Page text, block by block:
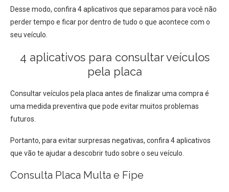
Desse modo, confira 4 aplicativos que separamos para você não
perder tempo e ficar por dentro de tudo o que acontece com o
seu veículo.
4 aplicativos para consultar veículos
pela placa
Consultar veículos pela placa antes de finalizar uma compra é
uma medida preventiva que pode evitar muitos problemas
futuros.
Portanto, para evitar surpresas negativas, confira 4 aplicativos
que vão te ajudar a descobrir tudo sobre o seu veículo.
Consulta Placa Multa e Fipe